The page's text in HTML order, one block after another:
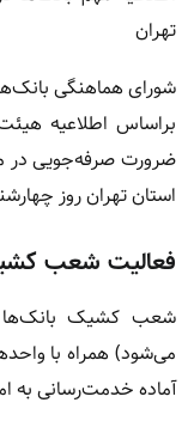
تهران
شورای هماهنگی
براساس اطلاعیه
ضرورت صرفه‌جویی در
استان تهران روز چهارشنبه یکم مرداد
فعالیت شعب
شعب کشیک بانک‌ها
آماده خدمت‌رسانی به